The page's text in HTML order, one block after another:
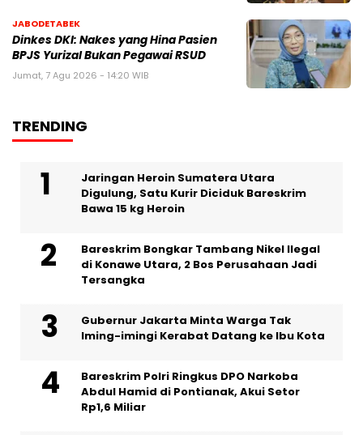
JABODETABEK
Dinkes DKI: Nakes yang Hina Pasien
BPJS Yurizal Bukan Pegawai RSUD
Jumat, 7 Agu 2026 - 14:20 WIB
TRENDING
Jaringan Heroin Sumatera Utara
Digulung, Satu Kurir Diciduk Bareskrim
Bawa 15 kg Heroin
Bareskrim Bongkar Tambang Nikel Ilegal
di Konawe Utara, 2 Bos Perusahaan Jadi
Tersangka
Gubernur Jakarta Minta Warga Tak
Iming-imingi Kerabat Datang ke Ibu Kota
Bareskrim Polri Ringkus DPO Narkoba
Abdul Hamid di Pontianak, Akui Setor
Rp1,6 Miliar